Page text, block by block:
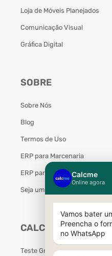
Loja de Móveis Planejados
Comunicação Visual
Gráfica Digital
SOBRE
Sobre Nós
Blog
Termos de Uso
ERP para Marcenaria
ERP para Móveis Planejados
Seja um Parceiro Calcme
CALCME
Teste Grátis